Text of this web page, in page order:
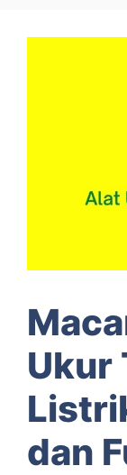
Ukur
dan